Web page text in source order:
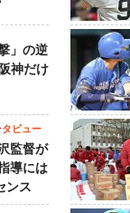
」の逆
神だけ
ビュー
監督が
導には
ンス